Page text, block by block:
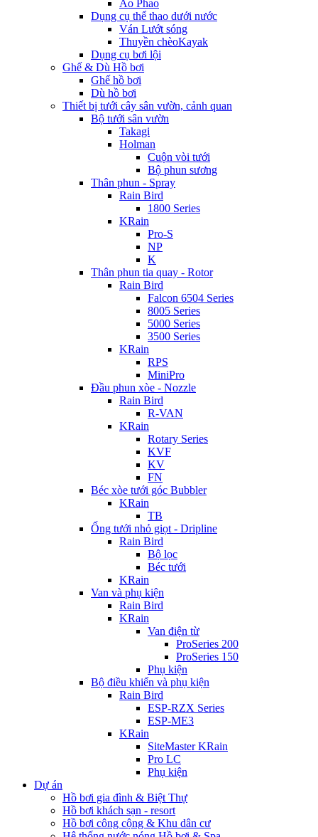
Áo Phao
Dụng cụ thể thao dưới nước
Ván Lướt sóng
Thuyền chèoKayak
Dụng cụ bơi lội
Ghế & Dù Hồ bơi
Ghế hồ bơi
Dù hồ bơi
Thiết bị tưới cây sân vườn, cảnh quan
Bộ tưới sân vườn
Takagi
Holman
Cuộn vòi tưới
Bộ phun sương
Thân phun - Spray
Rain Bird
1800 Series
KRain
Pro-S
NP
K
Thân phun tia quay - Rotor
Rain Bird
Falcon 6504 Series
8005 Series
5000 Series
3500 Series
KRain
RPS
MiniPro
Đầu phun xòe - Nozzle
Rain Bird
R-VAN
KRain
Rotary Series
KVF
KV
FN
Béc xòe tưới góc Bubbler
KRain
TB
Ống tưới nhỏ giọt - Dripline
Rain Bird
Bộ lọc
Béc tưới
KRain
Van và phụ kiện
Rain Bird
KRain
Van điện từ
ProSeries 200
ProSeries 150
Phụ kiện
Bộ điều khiển và phụ kiện
Rain Bird
ESP-RZX Series
ESP-ME3
KRain
SiteMaster KRain
Pro LC
Phụ kiện
Dự án
Hồ bơi gia đình & Biệt Thự
Hồ bơi khách sạn - resort
Hồ bơi công cộng & Khu dân cư